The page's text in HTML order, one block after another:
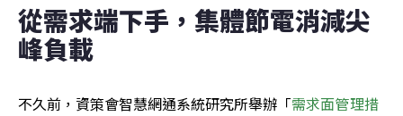
從需求端下手，集體節電消減尖
峰負載
不久前，資策會智慧網通系統研究所舉辦「需求面管理措